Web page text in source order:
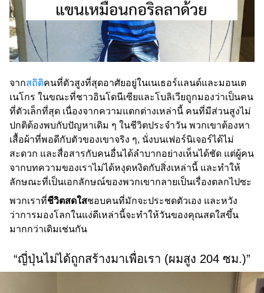
จากสถิติคนที่ตัวสูงที่สุดอาศัยอยู่ในเนเธอร์แลนด์และมอนเต
เนโกร ในขณะที่ชาวอินโดนีเซียและโบลิเวียถูกมองว่าเป็นคน
ที่ตัวเล็กที่สุด เนื่องจากความแตกต่างเหล่านี้ คนที่มีส่วนสูงไม่
ปกติต้องพบกับปัญหาเดิม ๆ ในชีวิตประจำวัน พวกเขาต้องหา
เสื้อผ้าที่พอดีกับตัวของเขาจริง ๆ, นั่งบนเฟอร์นิเจอร์ได้ไม่
สะดวก และสื่อสารกับคนอื่นได้ลำบากอย่างเห็นได้ชัด แต่ผู้คน
จากบทความของเราไม่ได้หงุดหงิดกับสิ่งเหล่านี้ และทำให้
ลักษณะที่เป็นเอกลักษณ์ของพวกเขากลายเป็นเรื่องตลกไปซะ
พวกเราที่ชีวิตสดใสชอบคนที่มักจะประชดตัวเอง และหวัง
ว่าการมองโลกในแง่ดีเหล่านี้จะทำให้วันของคุณสดใสขึ้น
มากกว่าเดิมเช่นกัน
“ญี่ปุ่นไม่ได้ถูกสร้างมาเพื่อเรา (ผมสูง 204 ซม.)”